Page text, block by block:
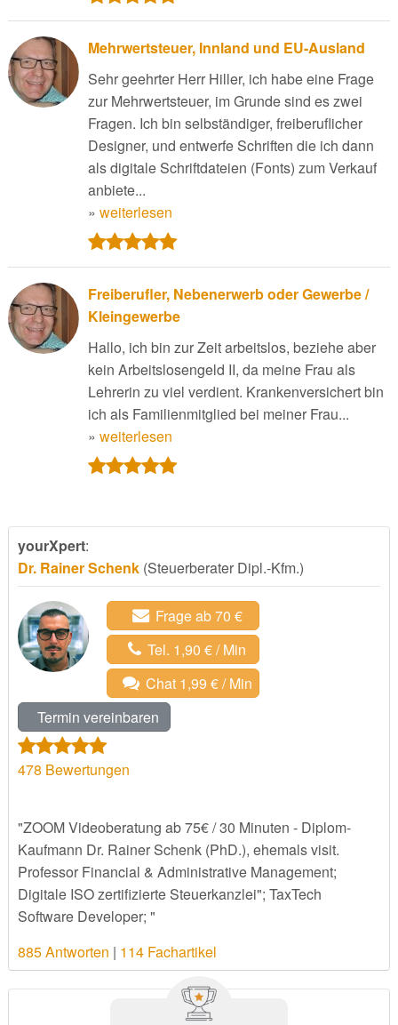
Mehrwertsteuer, Innland und EU-Ausland
Sehr geehrter Herr Hiller, ich habe eine Frage
zur Mehrwertsteuer, im Grunde sind es zwei
Fragen. Ich bin selbständiger, freiberuflicher
Designer, und entwerfe Schriften die ich dann
als digitale Schriftdateien (Fonts) zum Verkauf
anbiete...
» weiterlesen
Freiberufler, Nebenerwerb oder Gewerbe /
Kleingewerbe
Hallo, ich bin zur Zeit arbeitslos, beziehe aber
kein Arbeitslosengeld II, da meine Frau als
Lehrerin zu viel verdient. Krankenversichert bin
ich als Familienmitglied bei meiner Frau...
» weiterlesen
yourXpert:
Dr. Rainer Schenk(Steuerberater Dipl.-Kfm.)
Frage ab 70 €
Tel. 1,90 € / Min
Chat 1,99 € / Min
Termin vereinbaren
478 Bewertungen
"ZOOM Videoberatung ab 75€ / 30 Minuten - Diplom-
Kaufmann Dr. Rainer Schenk (PhD.), ehemals visit.
Professor Financial & Administrative Management;
Digitale ISO zertifizierte Steuerkanzlei"; TaxTech
Software Developer; "
885 Antworten | 114 Fachartikel